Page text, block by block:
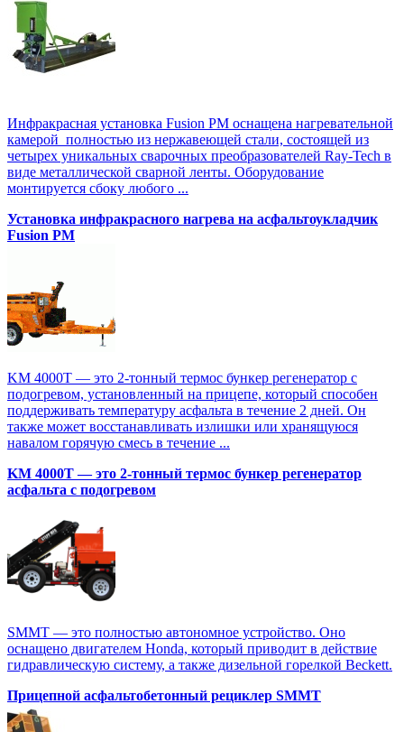
Инфракрасная установка Fusion PM оснащена нагревательной
камерой полностью из нержавеющей стали, состоящей из
четырех уникальных сварочных преобразователей Ray-Tech в
виде металлической сварной ленты. Оборудование
монтируется сбоку любого ...
Установка инфракрасного нагрева на асфальтоукладчик
Fusion PM
KM 4000T — это 2-тонный термос бункер регенератор с
подогревом, установленный на прицепе, который способен
поддерживать температуру асфальта в течение 2 дней. Он
также может восстанавливать излишки или хранящуюся
навалом горячую смесь в течение ...
KM 4000T — это 2-тонный термос бункер регенератор
асфальта с подогревом
SMMT — это полностью автономное устройство. Оно
оснащено двигателем Honda, который приводит в действие
гидравлическую систему, а также дизельной горелкой Beckett.
Прицепной асфальтобетонный рециклер SMMT